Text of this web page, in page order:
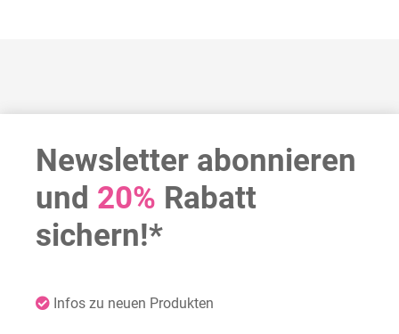
Newsletter abonnieren
und 20% Rabatt
sichern!*
Infos zu neuen Produkten